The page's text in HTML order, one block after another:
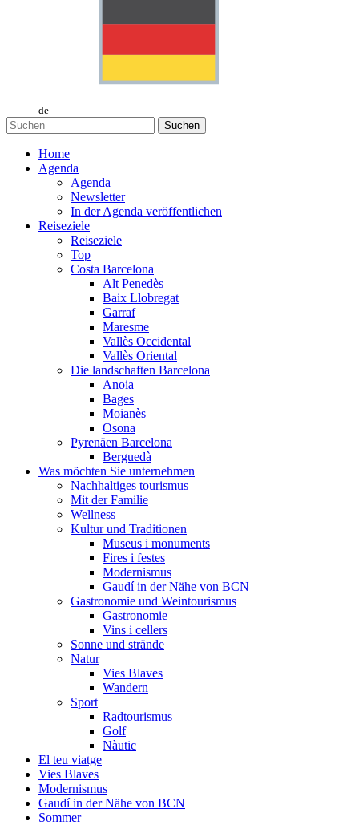
de
Suchen
Home
Agenda
Agenda
Newsletter
In der Agenda veröffentlichen
Reiseziele
Reiseziele
Top
Costa Barcelona
Alt Penedès
Baix Llobregat
Garraf
Maresme
Vallès Occidental
Vallès Oriental
Die landschaften Barcelona
Anoia
Bages
Moianès
Osona
Pyrenäen Barcelona
Berguedà
Was möchten Sie unternehmen
Nachhaltiges tourismus
Mit der Familie
Wellness
Kultur und Traditionen
Museus i monuments
Fires i festes
Modernismus
Gaudí in der Nähe von BCN
Gastronomie und Weintourismus
Gastronomie
Vins i cellers
Sonne und strände
Natur
Vies Blaves
Wandern
Sport
Radtourismus
Golf
Nàutic
El teu viatge
Vies Blaves
Modernismus
Gaudí in der Nähe von BCN
Sommer